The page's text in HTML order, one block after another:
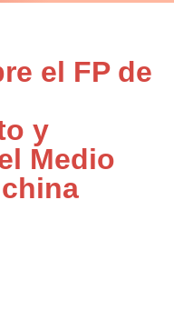
el FP de
y
Medio